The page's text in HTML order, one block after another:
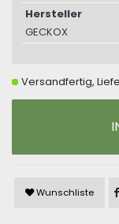
Hersteller
GECKOX
Versandfertig,
Wunschliste